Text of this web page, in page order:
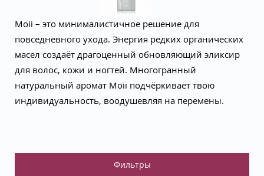
Moii – это минималистичное решение для
повседневного ухода. Энергия редких органических
масел создаёт драгоценный обновляющий эликсир
для волос, кожи и ногтей. Многогранный
натуральный аромат Moii подчёркивает твою
индивидуальность, воодушевляя на перемены.